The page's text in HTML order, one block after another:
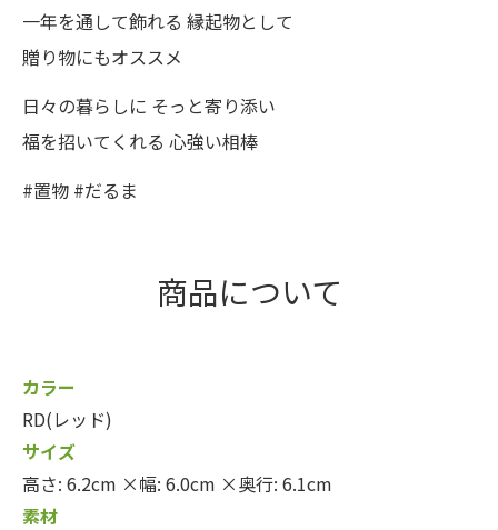
一年を通して飾れる 縁起物として
贈り物にもオススメ
日々の暮らしに そっと寄り添い
福を招いてくれる 心強い相棒
#置物 #だるま
商品について
カラー
RD(レッド)
サイズ
高さ: 6.2cm ×幅: 6.0cm ×奥行: 6.1cm
素材